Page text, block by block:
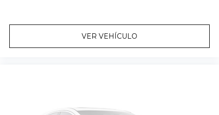
VER VEHÍCULO